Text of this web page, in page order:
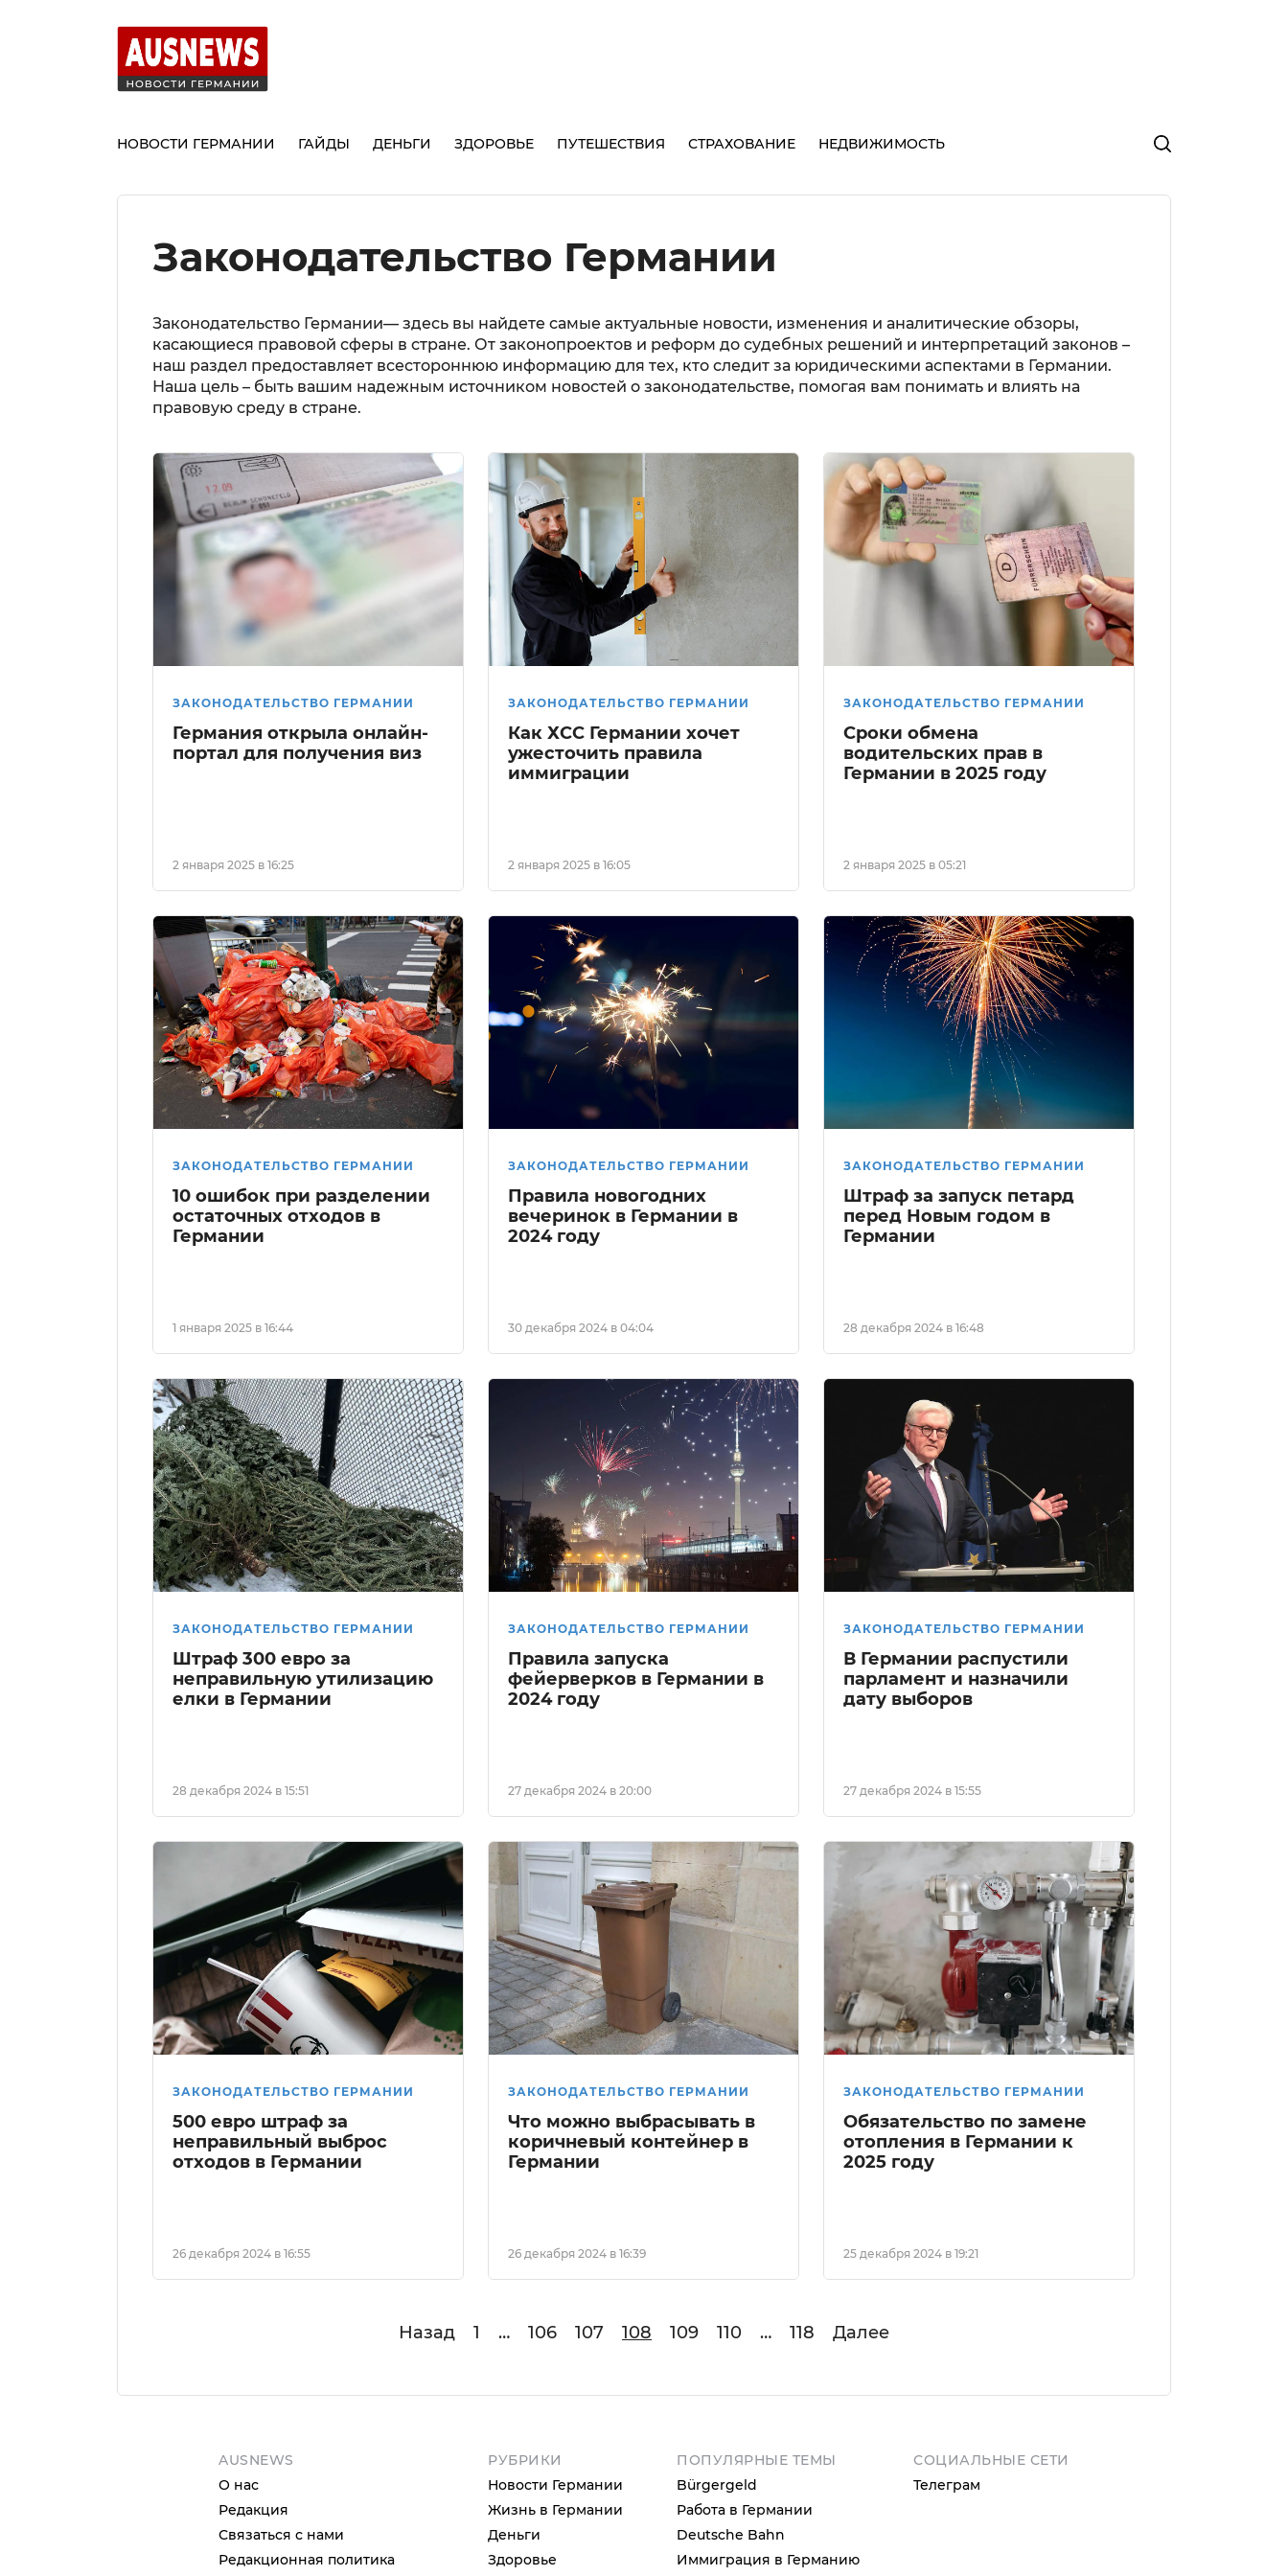
НОВОСТИ ГЕРМАНИИ ГАЙДЫ ДЕНЬГИ ЗДОРОВЬЕ ПУТЕШЕСТВИЯ СТРАХОВАНИЕ НЕДВИЖИМОСТЬ
Законодательство Германии
Законодательство Германии— здесь вы найдете самые актуальные новости, изменения и аналитические обзоры,
касающиеся правовой сферы в стране. От законопроектов и реформ до судебных решений и интерпретаций законов –
наш раздел предоставляет всестороннюю информацию для тех, кто следит за юридическими аспектами в Германии.
Наша цель – быть вашим надежным источником новостей о законодательстве, помогая вам понимать и влиять на
правовую среду в стране.
ЗАКОНОДАТЕЛЬСТВО ГЕРМАНИИ
Германия открыла онлайн-
портал для получения виз
2 января 2025 в 16:25
ЗАКОНОДАТЕЛЬСТВО ГЕРМАНИИ
Как ХСС Германии хочет
ужесточить правила
иммиграции
2 января 2025 в 16:05
ЗАКОНОДАТЕЛЬСТВО ГЕРМАНИИ
Сроки обмена
водительских прав в
Германии в 2025 году
2 января 2025 в 05:21
ЗАКОНОДАТЕЛЬСТВО ГЕРМАНИИ
10 ошибок при разделении
остаточных отходов в
Германии
1 января 2025 в 16:44
ЗАКОНОДАТЕЛЬСТВО ГЕРМАНИИ
Правила новогодних
вечеринок в Германии в
2024 году
30 декабря 2024 в 04:04
ЗАКОНОДАТЕЛЬСТВО ГЕРМАНИИ
Штраф за запуск петард
перед Новым годом в
Германии
28 декабря 2024 в 16:48
ЗАКОНОДАТЕЛЬСТВО ГЕРМАНИИ
Штраф 300 евро за
неправильную утилизацию
елки в Германии
28 декабря 2024 в 15:51
ЗАКОНОДАТЕЛЬСТВО ГЕРМАНИИ
Правила запуска
фейерверков в Германии в
2024 году
27 декабря 2024 в 20:00
ЗАКОНОДАТЕЛЬСТВО ГЕРМАНИИ
В Германии распустили
парламент и назначили
дату выборов
27 декабря 2024 в 15:55
ЗАКОНОДАТЕЛЬСТВО ГЕРМАНИИ
500 евро штраф за
неправильный выброс
отходов в Германии
26 декабря 2024 в 16:55
ЗАКОНОДАТЕЛЬСТВО ГЕРМАНИИ
Что можно выбрасывать в
коричневый контейнер в
Германии
26 декабря 2024 в 16:39
ЗАКОНОДАТЕЛЬСТВО ГЕРМАНИИ
Обязательство по замене
отопления в Германии к
2025 году
25 декабря 2024 в 19:21
Назад 1 … 106 107 108 109 110 … 118 Далее
AUSNEWS
О нас
Редакция
Связаться с нами
Редакционная политика
РУБРИКИ
Новости Германии
Жизнь в Германии
Деньги
Здоровье
ПОПУЛЯРНЫЕ ТЕМЫ
Bürgergeld
Работа в Германии
Deutsche Bahn
Иммиграция в Германию
СОЦИАЛЬНЫЕ СЕТИ
Телеграм